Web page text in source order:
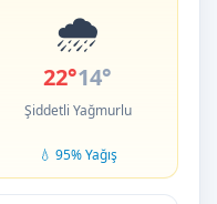
🌧️
22°14°
Şiddetli Yağmurlu
💧 95% Yağış